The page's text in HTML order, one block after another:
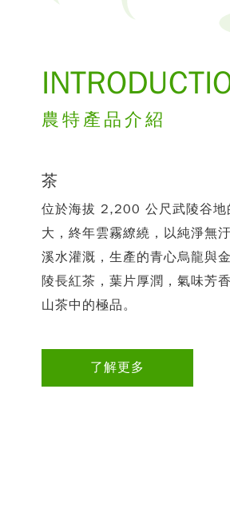
農特產品介紹
茶
位於海拔 2,200 公尺武陵谷地
大，終年雲霧繚繞，以純淨無
溪水灌溉，生產的青心烏龍與
陵長紅茶，葉片厚潤，氣味芳
山茶中的極品。
了解更多
水果
以春天三月盛開的桃花及蘋果
大約暑假7-8月盛產，是農場
之旺季。